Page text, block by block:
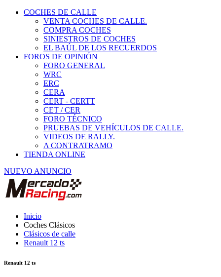
COCHES DE CALLE
VENTA COCHES DE CALLE.
COMPRA COCHES
SINIESTROS DE COCHES
EL BAÚL DE LOS RECUERDOS
FOROS DE OPINIÓN
FORO GENERAL
WRC
ERC
CERA
CERT - CERTT
CET / CER
FORO TÉCNICO
PRUEBAS DE VEHÍCULOS DE CALLE.
VIDEOS DE RALLY.
A CONTRATRAMO
TIENDA ONLINE
NUEVO ANUNCIO
Inicio
Coches Clásicos
Clásicos de calle
Renault 12 ts
Renault 12 ts